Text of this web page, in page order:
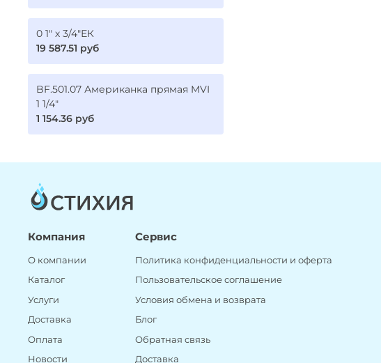
0 1" х 3/4"ЕК
19 587.51 руб
BF.501.07 Американка прямая MVI
1 1/4"
1 154.36 руб
Компания
О компании
Каталог
Услуги
Доставка
Оплата
Новости
Сервис
Политика конфиденциальности и оферта
Пользовательское соглашение
Условия обмена и возврата
Блог
Обратная связь
Доставка